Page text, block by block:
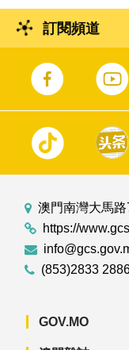
訂閱頻道
澳門南灣大馬
https://
(853)2833
GOV.MO